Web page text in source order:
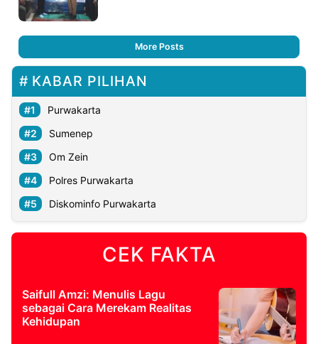
More Posts
KABAR PILIHAN
Purwakarta
Sumenep
Om Zein
Polres Purwakarta
Diskominfo Purwakarta
CEK FAKTA
Saifull Amzi: Menulis Lagu
sebagai Cara Merekam Realitas
Kehidupan